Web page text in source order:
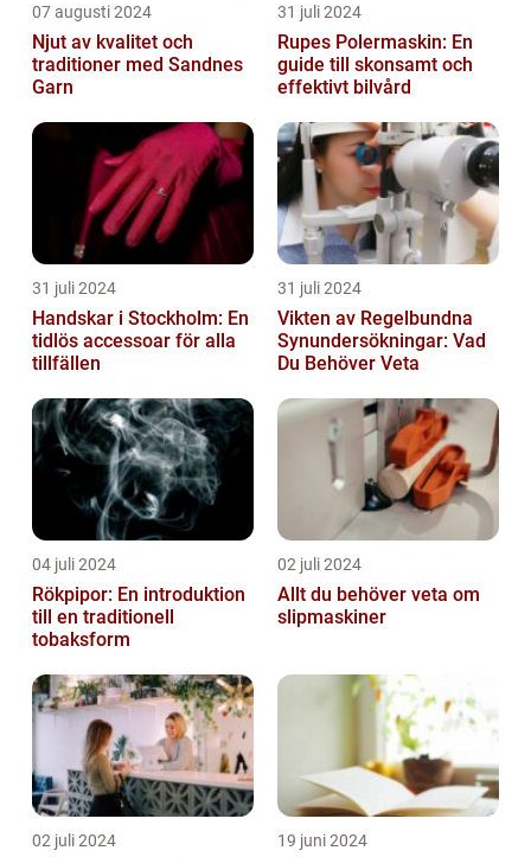
07 augusti 2024
Njut av kvalitet och
traditioner med Sandnes
Garn
31 juli 2024
Rupes Polermaskin: En
guide till skonsamt och
effektivt bilvård
31 juli 2024
Handskar i Stockholm: En
tidlös accessoar för alla
tillfällen
31 juli 2024
Vikten av Regelbundna
Synundersökningar: Vad
Du Behöver Veta
04 juli 2024
Rökpipor: En introduktion
till en traditionell
tobaksform
02 juli 2024
Allt du behöver veta om
slipmaskiner
02 juli 2024 19 juni 2024